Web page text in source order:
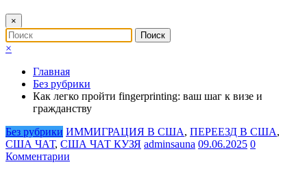
×
×
Главная
Без рубрики
Как легко пройти fingerprinting: ваш шаг к визе и
гражданству
Без рубрики ИММИГРАЦИЯ В США, ПЕРЕЕЗД В США,
США ЧАТ, США ЧАТ КУЗЯ adminsauna 09.06.2025 0
Комментарии